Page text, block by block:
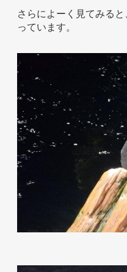
さらによーく見てみる
っています。